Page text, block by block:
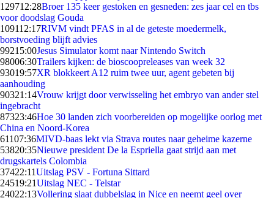
129712:28Broer 135 keer gestoken en gesneden: zes jaar cel en tbs
voor doodslag Gouda
109112:17RIVM vindt PFAS in al de geteste moedermelk,
borstvoeding blijft advies
99215:00Jesus Simulator komt naar Nintendo Switch
98006:30Trailers kijken: de bioscoopreleases van week 32
93019:57XR blokkeert A12 ruim twee uur, agent gebeten bij
aanhouding
90321:14Vrouw krijgt door verwisseling het embryo van ander stel
ingebracht
87323:46Hoe 30 landen zich voorbereiden op mogelijke oorlog met
China en Noord-Korea
61107:36MIVD-baas lekt via Strava routes naar geheime kazerne
53820:35Nieuwe president De la Espriella gaat strijd aan met
drugskartels Colombia
37422:11Uitslag PSV - Fortuna Sittard
24519:21Uitslag NEC - Telstar
24022:13Vollering slaat dubbelslag in Nice en neemt geel over